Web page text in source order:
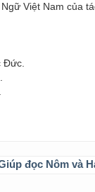
Việt Nam của
Đức.
đọc Nôm và